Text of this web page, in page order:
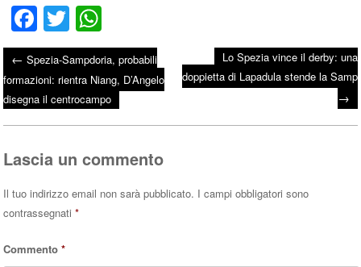
Fa
ce
bo
ok
T
wi
tte
r
ha
ts
A
pp
Post navigation
← Spezia-Sampdoria, probabili
formazioni: rientra Niang, D’Angelo
disegna il centrocampo
Lo Spezia vince il derby: una
doppietta di Lapadula stende la Samp
→
Lascia un commento
Il tuo indirizzo email non sarà pubblicato. I campi obbligatori sono
contrassegnati*
Commento*